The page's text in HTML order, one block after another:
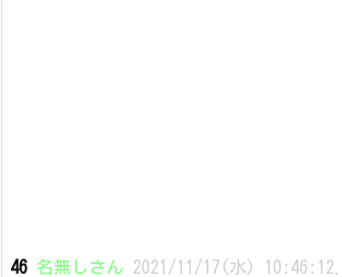
46 名無しさん 2021/11/17(水)